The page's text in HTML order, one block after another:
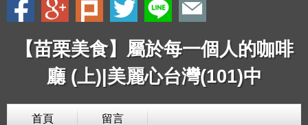
【苗栗美食】屬於每一個人的咖啡
廳 (上)|美麗心台灣(101)中
首頁 留言